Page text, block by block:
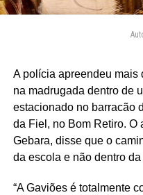
A polícia apreendeu mais
na madrugada dentro de
estacionado no barracão
da Fiel, no Bom Retiro. O
Gebara, disse que o
da escola e não dentro
“A Gaviões é totalmente